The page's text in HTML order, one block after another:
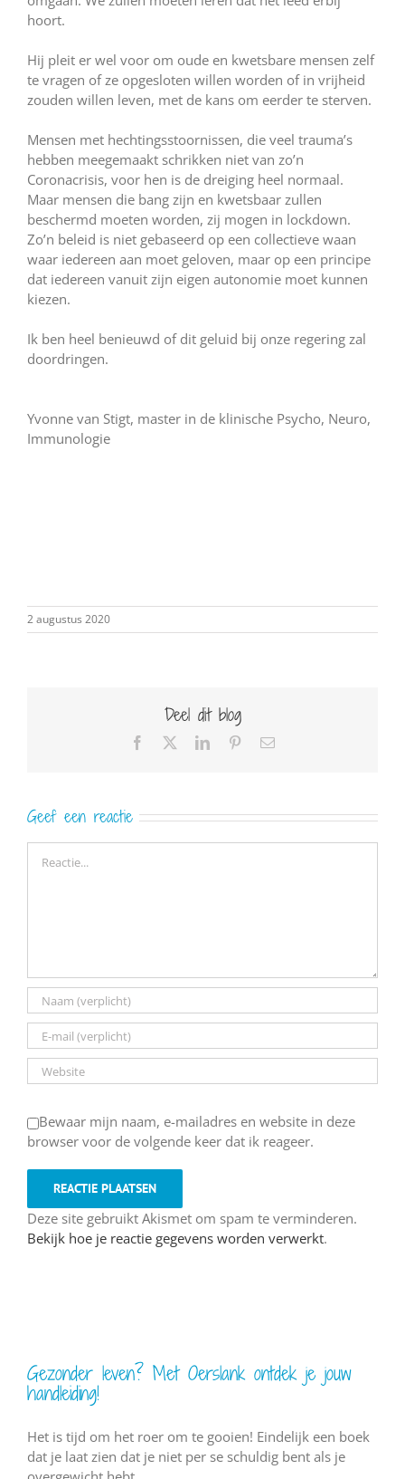
hoort.
Hij pleit er wel voor om oude en kwetsbare mensen zelf
te vragen of ze opgesloten willen worden of in vrijheid
zouden willen leven, met de kans om eerder te sterven.
Mensen met hechtingsstoornissen, die veel trauma’s
hebben meegemaakt schrikken niet van zo’n
Coronacrisis, voor hen is de dreiging heel normaal.
Maar mensen die bang zijn en kwetsbaar zullen
beschermd moeten worden, zij mogen in lockdown.
Zo’n beleid is niet gebaseerd op een collectieve waan
waar iedereen aan moet geloven, maar op een principe
dat iedereen vanuit zijn eigen autonomie moet kunnen
kiezen.
Ik ben heel benieuwd of dit geluid bij onze regering zal
doordringen.
Yvonne van Stigt, master in de klinische Psycho, Neuro,
Immunologie
2 augustus 2020
Deel dit blog
Facebook LinkedInPinterest
E-
Geef een reactie
Bewaar mijn naam, e-mailadres en website in deze
browser voor de volgende keer dat ik reageer.
Deze site gebruikt Akismet om spam te verminderen.
Bekijk hoe je reactie gegevens worden verwerkt.
Gezonder leven? Met Oerslank ontdek je jouw
handleiding!
Het is tijd om het roer om te gooien! Eindelijk een boek
dat je laat zien dat je niet per se schuldig bent als je